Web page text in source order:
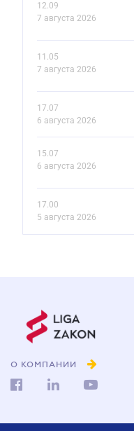
12.09
7 августа 2026
11.05
7 августа 2026
17.07
6 августа 2026
15.07
6 августа 2026
17.00
5 августа 2026
О КОМПАНИИ